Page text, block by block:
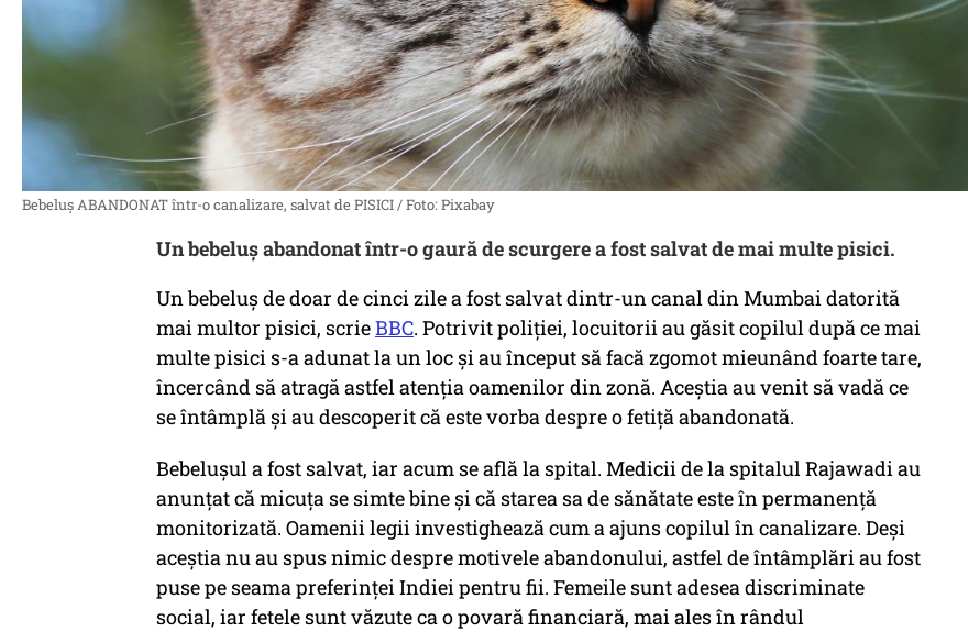
Bebeluș ABANDONAT într-o canalizare, salvat de PISICI / Foto: Pixabay
Un bebeluș abandonat într-o gaură de scurgere a fost salvat de mai multe pisici.
Un bebeluș de doar de cinci zile a fost salvat dintr-un canal din Mumbai datorită
mai multor pisici, scrieBBC. Potrivit poliției, locuitorii au găsit copilul după ce mai
multe pisici s-a adunat la un loc și au început să facă zgomot mieunând foarte tare,
încercând să atragă astfel atenția oamenilor din zonă. Aceștia au venit să vadă ce
se întâmplă și au descoperit că este vorba despre o fetiță abandonată.
Bebelușul a fost salvat, iar acum se află la spital. Medicii de la spitalul Rajawadi au
anunțat că micuța se simte bine și că starea sa de sănătate este în permanență
monitorizată. Oamenii legii investighează cum a ajuns copilul în canalizare. Deși
aceștia nu au spus nimic despre motivele abandonului, astfel de întâmplări au fost
puse pe seama preferinței Indiei pentru fii. Femeile sunt adesea discriminate
social, iar fetele sunt văzute ca o povară financiară, mai ales în rândul